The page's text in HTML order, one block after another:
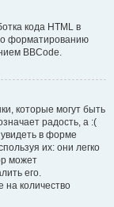
кода HTML в
форматированию
BBCode.
которые могут быть
радость, а :(
в форме
их: они легко
может
его.
на количество